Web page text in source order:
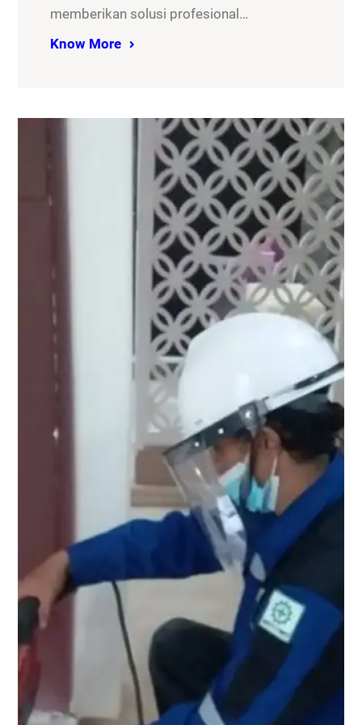
memberikan solusi profesional…
Know More